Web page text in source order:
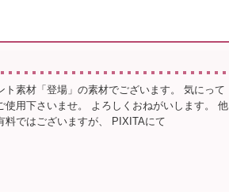
素材「登場」の素材でございます。 気にって
用下さいませ。 よろしくおねがいします。 他
ではございますが、 PIXITAにて